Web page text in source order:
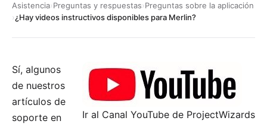
Asistencia›Preguntas y respuestas›Preguntas sobre la aplicación
›¿Hay videos instructivos disponibles para Merlin?
Ir al Canal YouTube de ProjectWizards
Sí, algunos
de nuestros
artículos de
soporte en